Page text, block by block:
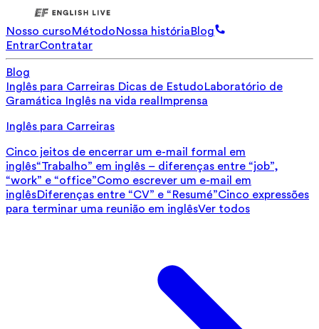
Nosso cursoMétodoNossa históriaBlog
EntrarContratar
Blog
Inglês para Carreiras Dicas de EstudoLaboratório de
Gramática Inglês na vida real Imprensa
Inglês para Carreiras
Cinco jeitos de encerrar um e-mail formal em
inglês“Trabalho” em inglês – diferenças entre “job”,
“work” e “office”Como escrever um e-mail em
inglêsDiferenças entre “CV” e “Resumé”Cinco expressões
para terminar uma reunião em inglêsVer todos